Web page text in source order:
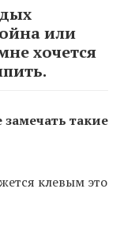
или
хочется
замечать такие
клевым это